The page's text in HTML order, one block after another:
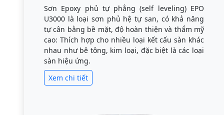
Sơn Epoxy phủ tự phẳng (self leveling) EPO
U3000 là loại sơn phủ hệ tự san, có khả năng
tự cân bằng bề mặt, độ hoàn thiện và thẩm mỹ
cao: Thích hợp cho nhiều loại kết cấu sàn khác
nhau như bê tông, kim loại, đặc biệt là các loại
sàn hiệu ứng.
Xem chi tiết